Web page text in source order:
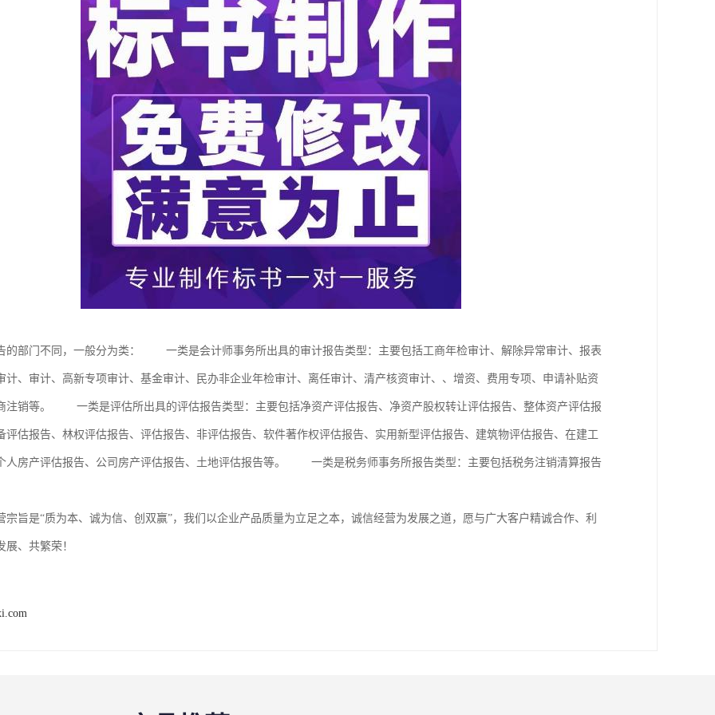
的部门不同，一般分为类： 一类是会计师事务所出具的审计报告类型：主要包括工商年检审计、解除异常审计、报表
计、审计、高新专项审计、基金审计、民办非企业年检审计、离任审计、清产核资审计、、增资、费用专项、申请补贴资
注销等。 一类是评估所出具的评估报告类型：主要包括净资产评估报告、净资产股权转让评估报告、整体资产评估报
评估报告、林权评估报告、评估报告、非评估报告、软件著作权评估报告、实用新型评估报告、建筑物评估报告、在建工
人房产评估报告、公司房产评估报告、土地评估报告等。 一类是税务师事务所报告类型：主要包括税务注销清算报告
宗旨是“质为本、诚为信、创双赢”，我们以企业产品质量为立足之本，诚信经营为发展之道，愿与广大客户精诚合作、利
展、共繁荣！